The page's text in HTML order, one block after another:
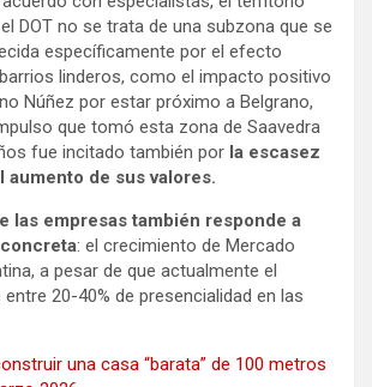
DOT no se trata de una subzona que se
específicamente por el efecto
linderos, como el impacto positivo
Núñez por estar próximo a Belgrano,
que tomó esta zona de Saavedra
fue incitado también por la escasez
aumento de sus valores.
las empresas también responde a
: el crecimiento de Mercado
a pesar de que actualmente el
20-40% de presencialidad en las
una casa “barata” de 100 metros